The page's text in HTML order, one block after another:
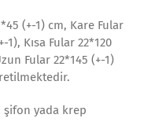
(+-1) cm, Kare Fular
Kısa Fular 22*120
Fular 22*145 (+-1)
şifon yada krep